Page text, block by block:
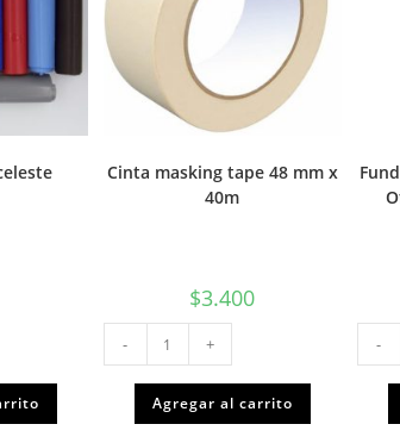
Cinta masking tape 48 mm x
40m
$3.400
Cinta
masking
tape
48
mm
x
40m
- +
Agregar al carrito
-